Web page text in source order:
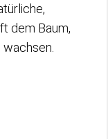
dem Baum,